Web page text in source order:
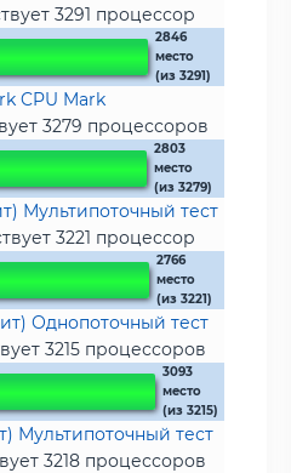
3291 процессор
2846
место
(из 3291)
CPU Mark
3279 процессоров
2803
место
(из 3279)
Мультипоточный тест
3221 процессор
2766
место
(из 3221)
Однопоточный тест
3215 процессоров
3093
место
(из 3215)
Мультипоточный тест
3218 процессоров